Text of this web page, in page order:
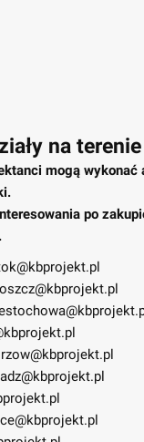
na
mogą wykonać
po